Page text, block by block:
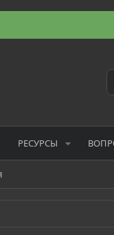
РЕСУРСЫ